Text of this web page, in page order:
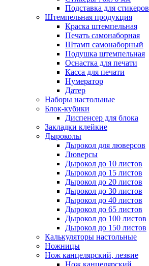
Подставка для стикеров
Штемпельная продукция
Краска штемпельная
Печать самонаборная
Штамп самонаборный
Подушка штемпельная
Оснастка для печати
Касса для печати
Нумератор
Датер
Наборы настольные
Блок-кубики
Диспенсер для блока
Закладки клейкие
Дыроколы
Дырокол для люверсов
Люверсы
Дырокол до 10 листов
Дырокол до 15 листов
Дырокол до 20 листов
Дырокол до 30 листов
Дырокол до 40 листов
Дырокол до 65 листов
Дырокол до 100 листов
Дырокол до 150 листов
Калькуляторы настольные
Ножницы
Нож канцелярский, лезвие
Нож канцелярский